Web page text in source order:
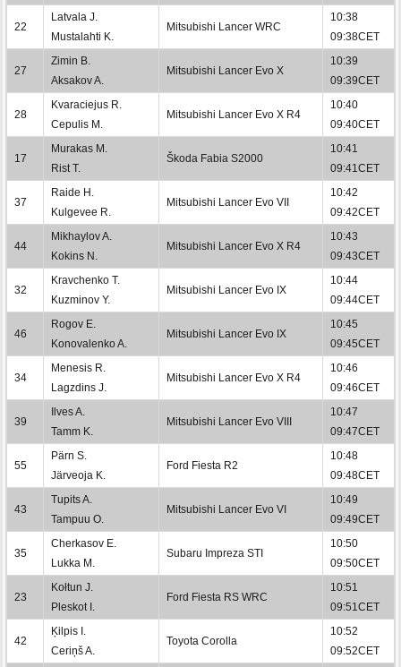
22
Latvala J.
Mustalahti K.
Mitsubishi Lancer WRC
10:38
09:38CET
27
Zimin B.
Aksakov A.
Mitsubishi Lancer Evo X
10:39
09:39CET
28
Kvaraciejus R.
Cepulis M.
Mitsubishi Lancer Evo X R4
10:40
09:40CET
17
Murakas M.
Rist T.
Škoda Fabia S2000
10:41
09:41CET
37
Raide H.
Kulgevee R.
Mitsubishi Lancer Evo VII
10:42
09:42CET
44
Mikhaylov A.
Kokins N.
Mitsubishi Lancer Evo X R4
10:43
09:43CET
32
Kravchenko T.
Kuzminov Y.
Mitsubishi Lancer Evo IX
10:44
09:44CET
46
Rogov E.
Konovalenko A.
Mitsubishi Lancer Evo IX
10:45
09:45CET
34
Menesis R.
Lagzdins J.
Mitsubishi Lancer Evo X R4
10:46
09:46CET
39
Ilves A.
Tamm K.
Mitsubishi Lancer Evo VIII
10:47
09:47CET
55
Pärn S.
Järveoja K.
Ford Fiesta R2
10:48
09:48CET
43
Tupits A.
Tampuu O.
Mitsubishi Lancer Evo VI
10:49
09:49CET
35
Cherkasov E.
Lukka M.
Subaru Impreza STI
10:50
09:50CET
23
Kołtun J.
Pleskot I.
Ford Fiesta RS WRC
10:51
09:51CET
42
Ķilpis I.
Ceriņš A.
Toyota Corolla
10:52
09:52CET